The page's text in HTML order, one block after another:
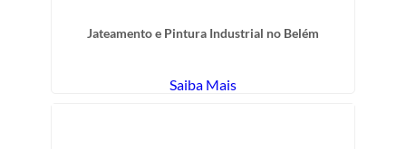
Jateamento e Pintura Industrial no Belém
Saiba Mais